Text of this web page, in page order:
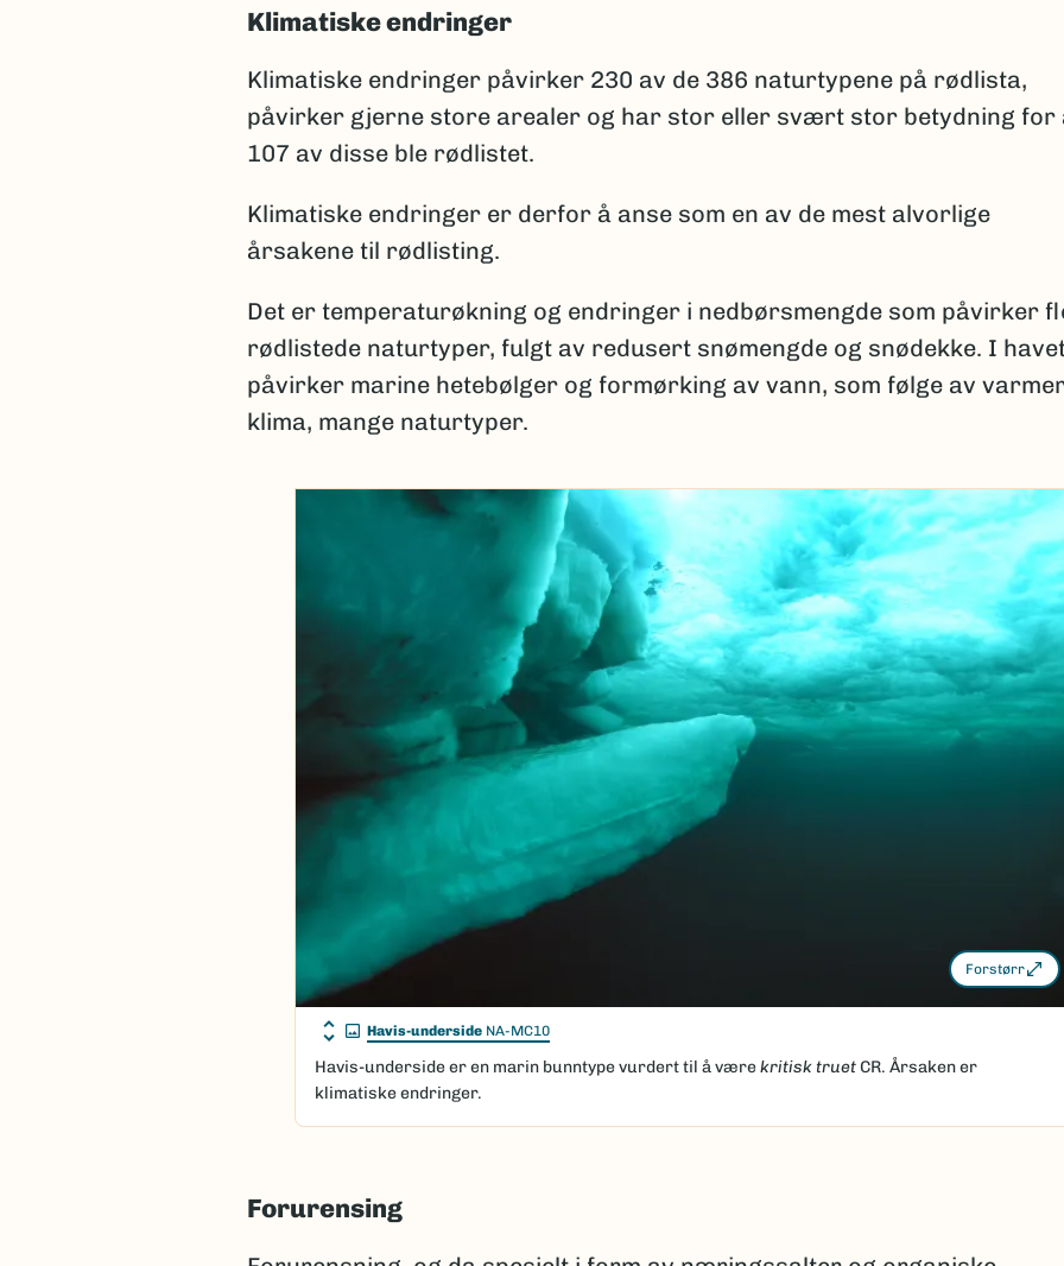
Klimatiske endringer
Klimatiske endringer påvirker 230 av de 386 naturtypene på rødlista,
påvirker gjerne store arealer og har stor eller svært stor betydning for
107 av disse ble rødlistet.
Klimatiske endringer er derfor å anse som en av de mest alvorlige
årsakene til rødlisting.
Det er temperaturøkning og endringer i nedbørsmengde som påvirker
rødlistede naturtyper, fulgt av redusert snømengde og snødekke. I
påvirker marine hetebølger og formørking av vann, som følge av
klima, mange naturtyper.
Forstørr
Havis-underside NA-MC10
Havis-underside er en marin bunntype vurdert til å værekritisk truetCR. Årsaken er
klimatiske endringer.
Forurensing